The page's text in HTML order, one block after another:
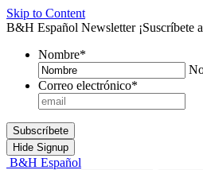
Skip to Content
B&H Español Newsletter ¡Suscríbete
Nombre*
Correo electrónico*
Subscríbete
Hide Signup
B&H Español